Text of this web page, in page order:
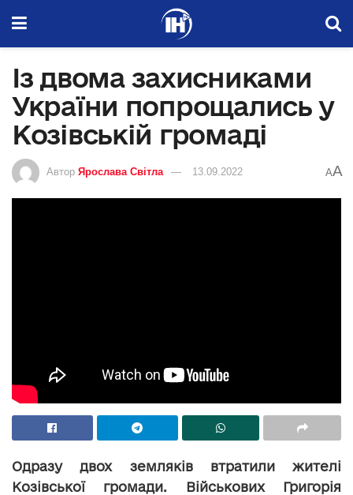
Із двома захисниками
України попрощались у
Козівській громаді
Автор Ярослава Світла 13.09.2022 AA
Одразу двох земляків втратили жителі
Козівської громади. Військових Григорія